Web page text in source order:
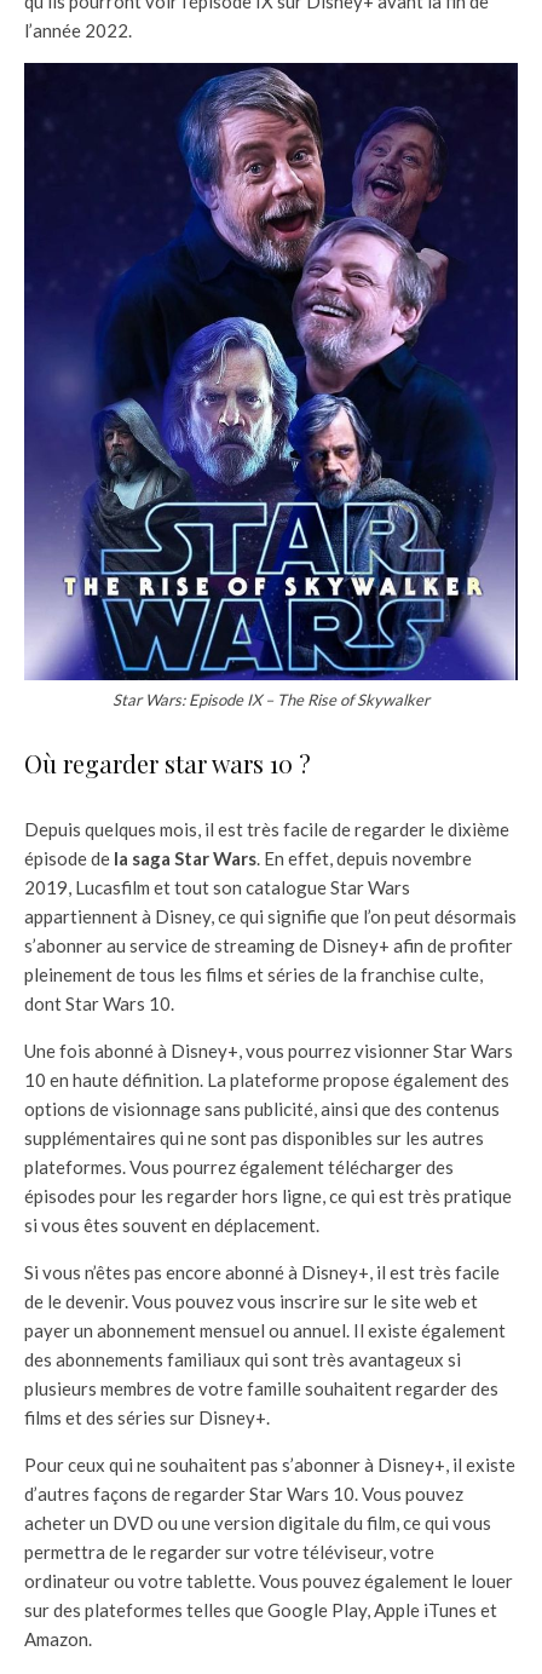
l’année 2022.
Star Wars: Episode IX – The Rise of Skywalker
Où regarder star wars 10 ?
Depuis quelques mois, il est très facile de regarder le dixième
épisode de la saga Star Wars. En effet, depuis novembre
2019, Lucasfilm et tout son catalogue Star Wars
appartiennent à Disney, ce qui signifie que l’on peut désormais
s’abonner au service de streaming de Disney+ afin de profiter
pleinement de tous les films et séries de la franchise culte,
dont Star Wars 10.
Une fois abonné à Disney+, vous pourrez visionner Star Wars
10 en haute définition. La plateforme propose également des
options de visionnage sans publicité, ainsi que des contenus
supplémentaires qui ne sont pas disponibles sur les autres
plateformes. Vous pourrez également télécharger des
épisodes pour les regarder hors ligne, ce qui est très pratique
si vous êtes souvent en déplacement.
Si vous n’êtes pas encore abonné à Disney+, il est très facile
de le devenir. Vous pouvez vous inscrire sur le site web et
payer un abonnement mensuel ou annuel. Il existe également
des abonnements familiaux qui sont très avantageux si
plusieurs membres de votre famille souhaitent regarder des
films et des séries sur Disney+.
Pour ceux qui ne souhaitent pas s’abonner à Disney+, il existe
d’autres façons de regarder Star Wars 10. Vous pouvez
acheter un DVD ou une version digitale du film, ce qui vous
permettra de le regarder sur votre téléviseur, votre
ordinateur ou votre tablette. Vous pouvez également le louer
sur des plateformes telles que Google Play, Apple iTunes et
Amazon.